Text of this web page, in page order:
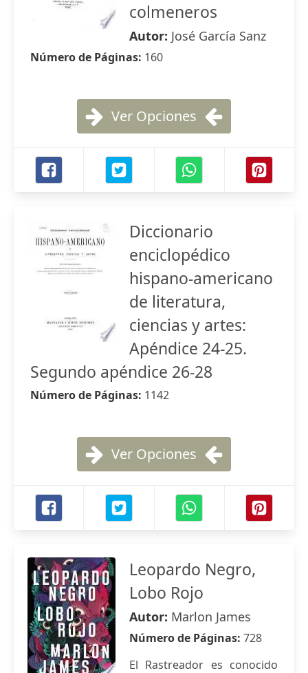
colmeneros
Autor: José García Sanz
Número de Páginas: 160
Ver Opciones
Diccionario
enciclopédico
hispano-americano
de literatura,
ciencias y artes:
Apéndice 24-25.
Segundo apéndice 26-28
Número de Páginas: 1142
Ver Opciones
Leopardo Negro,
Lobo Rojo
Autor: Marlon James
Número de Páginas: 728
El Rastreador es conocido